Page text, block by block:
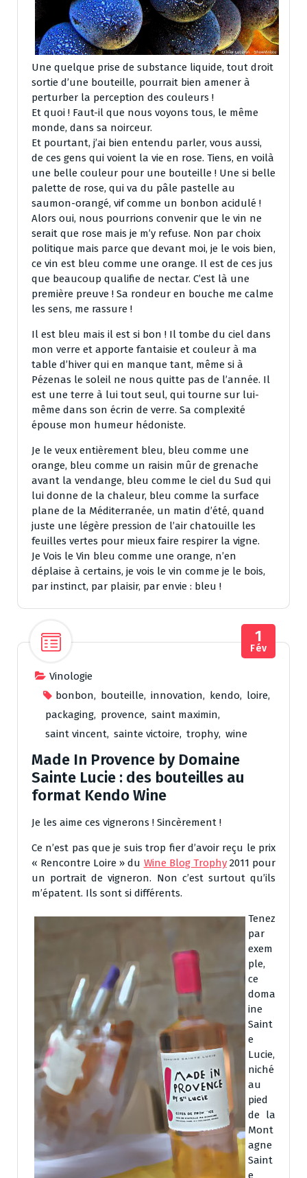
Une quelque prise de substance liquide, tout droit
sortie d’une bouteille, pourrait bien amener à
perturber la perception des couleurs !
Et quoi ! Faut-il que nous voyons tous, le même
monde, dans sa noirceur.
Et pourtant, j’ai bien entendu parler, vous aussi,
de ces gens qui voient la vie en rose. Tiens, en voilà
une belle couleur pour une bouteille ! Une si belle
palette de rose, qui va du pâle pastelle au
saumon-orangé, vif comme un bonbon acidulé !
Alors oui, nous pourrions convenir que le vin ne
serait que rose mais je m’y refuse. Non par choix
politique mais parce que devant moi, je le vois bien,
ce vin est bleu comme une orange. Il est de ces jus
que beaucoup qualifie de nectar. C’est là une
première preuve ! Sa rondeur en bouche me calme
les sens, me rassure !
Il est bleu mais il est si bon ! Il tombe du ciel dans
mon verre et apporte fantaisie et couleur à ma
table d’hiver qui en manque tant, même si à
Pézenas le soleil ne nous quitte pas de l’année. Il
est une terre à lui tout seul, qui tourne sur lui-
même dans son écrin de verre. Sa complexité
épouse mon humeur hédoniste.
Je le veux entièrement bleu, bleu comme une
orange, bleu comme un raisin mûr de grenache
avant la vendange, bleu comme le ciel du Sud qui
lui donne de la chaleur, bleu comme la surface
plane de la Méditerranée, un matin d’été, quand
juste une légère pression de l’air chatouille les
feuilles vertes pour mieux faire respirer la vigne.
Je Vois le Vin bleu comme une orange, n’en
déplaise à certains, je vois le vin comme je le bois,
par instinct, par plaisir, par envie : bleu !
Vinologie
bonbon, bouteille, innovation, kendo, loire,
packaging, provence, saint maximin,
saint vincent, sainte victoire, trophy, wine
1
Fév
Made In Provence by Domaine
Sainte Lucie : des bouteilles au
format Kendo Wine
Je les aime ces vignerons ! Sincèrement !
Ce n’est pas que je suis trop fier d’avoir reçu le prix
« Rencontre Loire » du Wine Blog Trophy2011 pour
un portrait de vigneron. Non c’est surtout qu’ils
m’épatent. Ils sont si différents.
Tenez
par
exem
ple,
ce
doma
ine
Saint
e
Lucie,
niché
au
pied
de la
Mont
agne
Saint
e